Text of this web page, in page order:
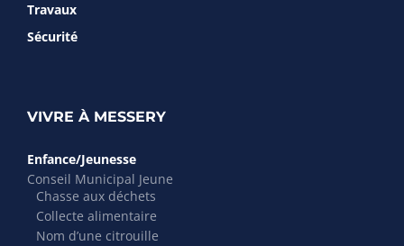
Travaux
Sécurité
VIVRE À MESSERY
Enfance/Jeunesse
Conseil Municipal Jeune
Chasse aux déchets
Collecte alimentaire
Nom d’une citrouille